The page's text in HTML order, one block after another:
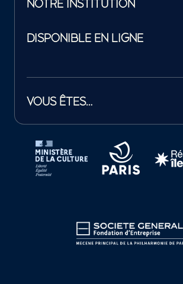
NOTRE INSTITUTION
DISPONIBLE EN LIGNE
VOUS ÊTES…
Tutelles et mécènes de la Philharmonie de Paris